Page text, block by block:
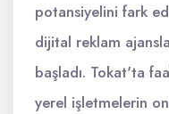
potansiyelini fark
dijital reklam
başladı. Tokat'ta
yerel işletmelerin